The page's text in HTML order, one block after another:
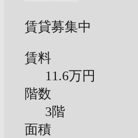
賃貸募集中
賃料
11.6万円
階数
3階
面積